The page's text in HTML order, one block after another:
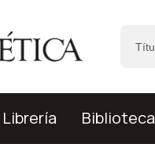
Librería Biblioteca